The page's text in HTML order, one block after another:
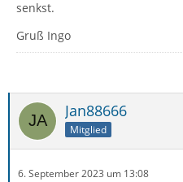
senkst.
Gruß Ingo
Jan88666
Mitglied
6. September 2023 um 13:08